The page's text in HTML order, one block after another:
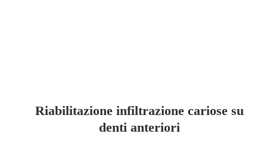
Riabilitazione infiltrazione cariose su
denti anteriori